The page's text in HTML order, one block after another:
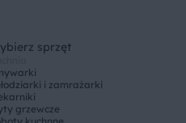
sprzęt
i zamrażarki
grzewcze